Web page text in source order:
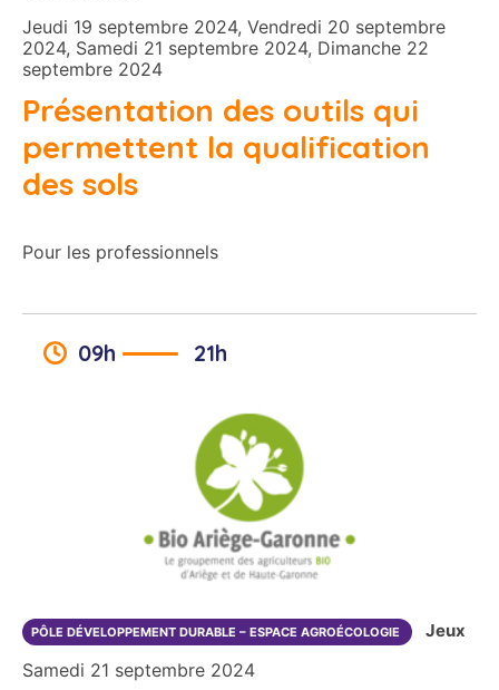
Jeudi 19 septembre 2024, Vendredi 20 septembre
2024, Samedi 21 septembre 2024, Dimanche 22
septembre 2024
Présentation des outils qui
permettent la qualification
des sols
Pour les professionnels
09h 21h
PÔLE DÉVELOPPEMENT DURABLE – ESPACE AGROÉCOLOGIE Jeux
Samedi 21 septembre 2024